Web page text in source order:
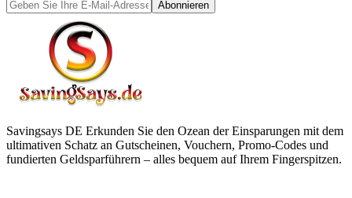
Abonnieren
Savingsays DE Erkunden Sie den Ozean der Einsparungen mit dem
ultimativen Schatz an Gutscheinen, Vouchern, Promo-Codes und
fundierten Geldsparführern – alles bequem auf Ihrem Fingerspitzen.